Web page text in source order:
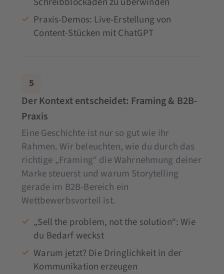
Praxis-Demos: Live-Erstellung von
Content-Stücken mit ChatGPT
5
Der Kontext entscheidet: Framing & B2B-
Praxis
Eine Geschichte ist nur so gut wie ihr
Rahmen. Wir beleuchten, wie du durch das
richtige „Framing“ die Wahrnehmung deiner
Marke steuerst und warum Storytelling
gerade im B2B-Bereich ein
Wettbewerbsvorteil ist.
„Sell the problem, not the solution“: Wie
du Bedarf weckst
Warum jetzt? Die Dringlichkeit in der
Kommunikation erzeugen